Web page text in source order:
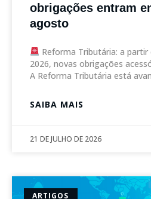
obrigações entram
agosto
Reforma Tributária: a
2026, novas obrigações
A Reforma Tributária está
SAIBA MAIS
21 DE JULHO DE 2026
ARTIGOS